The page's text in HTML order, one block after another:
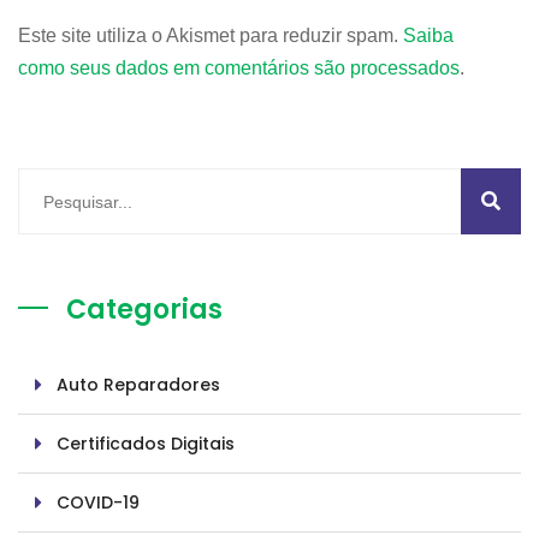
Este site utiliza o Akismet para reduzir spam. Saiba
como seus dados em comentários são processados.
Categorias
Auto Reparadores
Certificados Digitais
COVID-19